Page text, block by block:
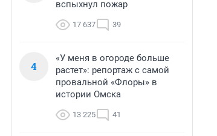
вспыхнул пожар
17 637 39
4
«У меня в огороде больше
растет»: репортаж с самой
провальной «Флоры» в
истории Омска
13 225 41